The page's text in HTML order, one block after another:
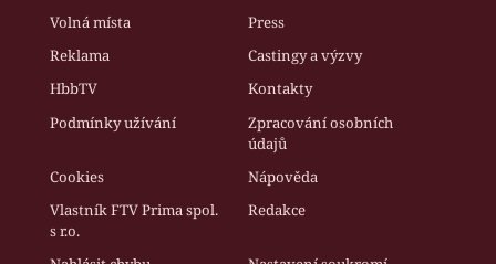
Volná místa
Press
Reklama
Castingy a výzvy
HbbTV
Kontakty
Podmínky užívání
Zpracování osobních
údajů
Cookies
Nápověda
Vlastník FTV Prima spol.
s r.o.
Redakce